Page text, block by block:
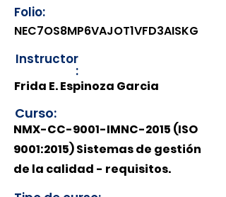
Folio:
NEC7OS8MP6VAJOT1VFD3AISKG
Instructor
:
Frida E. Espinoza Garcia
Curso:
NMX-CC-9001-IMNC-2015 (ISO
9001:2015) Sistemas de gestión
de la calidad - requisitos.